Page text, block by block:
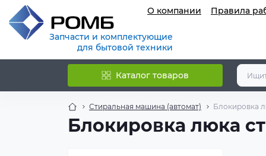
Запчасти и комплектующие
для бытовой техники
О компании Правила
Каталог товаров
Стиральная машина (автомат) Блокировка
Блокировка люка